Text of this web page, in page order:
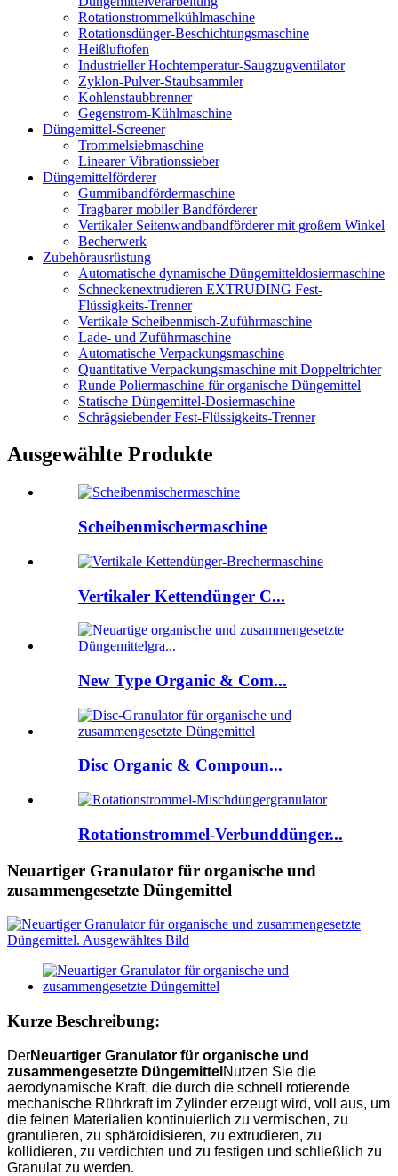
Rotationstrommelkühlmaschine
Rotationsdünger-Beschichtungsmaschine
Heißluftofen
Industrieller Hochtemperatur-Saugzugventilator
Zyklon-Pulver-Staubsammler
Kohlenstaubbrenner
Gegenstrom-Kühlmaschine
Düngemittel-Screener
Trommelsiebmaschine
Linearer Vibrationssieber
Düngemittelförderer
Gummibandfördermaschine
Tragbarer mobiler Bandförderer
Vertikaler Seitenwandbandförderer mit großem Winkel
Becherwerk
Zubehörausrüstung
Automatische dynamische Düngemitteldosiermaschine
Schneckenextrudieren EXTRUDING Fest-
Flüssigkeits-Trenner
Vertikale Scheibenmisch-Zuführmaschine
Lade- und Zuführmaschine
Automatische Verpackungsmaschine
Quantitative Verpackungsmaschine mit Doppeltrichter
Runde Poliermaschine für organische Düngemittel
Statische Düngemittel-Dosiermaschine
Schrägsiebender Fest-Flüssigkeits-Trenner
Ausgewählte Produkte
Scheibenmischermaschine
Vertikaler Kettendünger C...
New Type Organic & Com...
Disc Organic & Compoun...
Rotationstrommel-Verbunddünger...
Neuartiger Granulator für organische und
zusammengesetzte Düngemittel
Kurze Beschreibung:
DerNeuartiger Granulator für organische und
zusammengesetzte Düngemittel Nutzen Sie die
aerodynamische Kraft, die durch die schnell rotierende
mechanische Rührkraft im Zylinder erzeugt wird, voll aus, um
die feinen Materialien kontinuierlich zu vermischen, zu
granulieren, zu sphäroidisieren, zu extrudieren, zu
kollidieren, zu verdichten und zu festigen und schließlich zu
Granulat zu werden.